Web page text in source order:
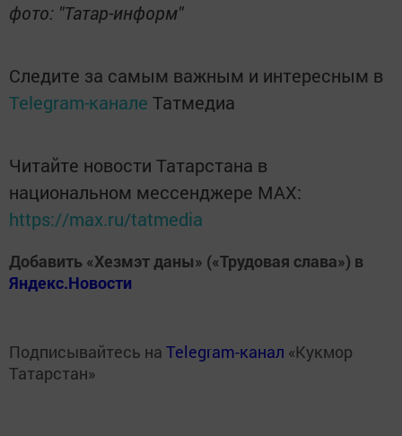
фото: "Татар-информ"
Следите за самым важным и интересным в
Telegram-канале Татмедиа
Читайте новости Татарстана в
национальном мессенджере MАХ:
https://max.ru/tatmedia
Добавить «Хезмэт даны» («Трудовая слава») в
Яндекс.Новости
Подписывайтесь на Telegram-канал «Кукмор
Татарстан»